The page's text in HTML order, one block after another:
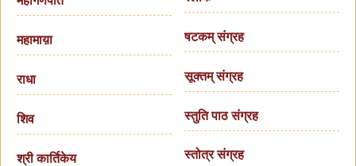
महामाय़ा
राधा
शिव
श्री कार्तिकेय
षटकम् संग्रह
सूक्तम् संग्रह
स्तुति पाठ संग्रह
स्तोत्र संग्रह